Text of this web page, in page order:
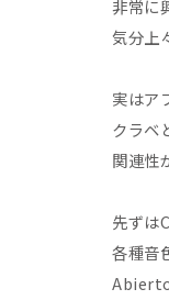
非常に
気分上
実はア
クラベ
関連
先ずは
各種音